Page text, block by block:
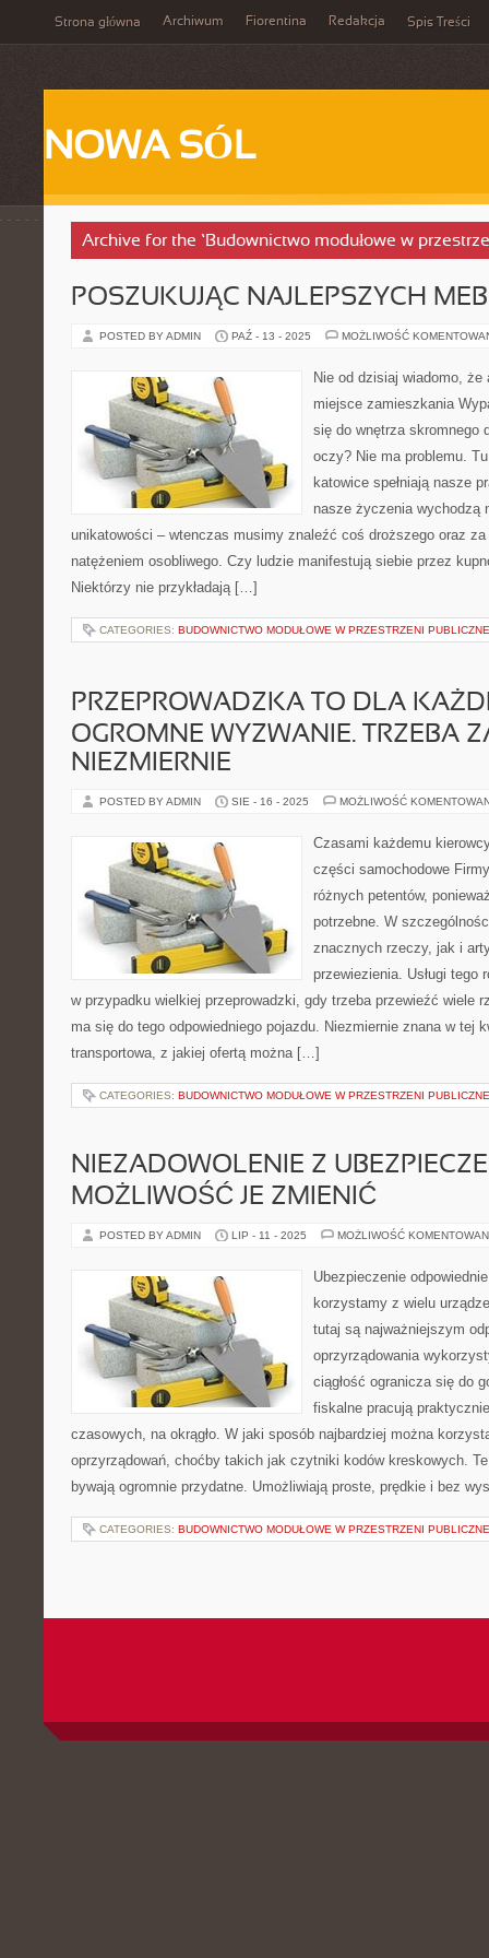
Strona główna Archiwum Fiorentina Redakcja Spis Treści
NOWA SÓL
Archive for the ‘Budownictwo modułowe w
POSZUKUJĄC NAJLEPSZYCH
POSTED BY ADMIN PAŹ - 13 - 2025 MOŻLIWOŚĆ
Nie od dzisiaj wiadomo, że
miejsce zamieszkania
się do wnętrza skromnego
oczy? Nie ma problemu.
katowice spełniają nasze
nasze życzenia wychodzą
unikatowości – wtenczas musimy znaleźć coś droższego oraz
natężeniem osobliwego. Czy ludzie manifestują siebie przez
Niektórzy nie przykładają […]
CATEGORIES: BUDOWNICTWO MODUŁOWE W PRZESTRZENI
PRZEPROWADZKA TO DLA
OGROMNE WYZWANIE. TRZEBA
NIEZMIERNIE
POSTED BY ADMIN SIE - 16 - 2025 MOŻLIWOŚĆ
Czasami każdemu
części samochodowe
różnych petentów,
potrzebne. W
znacznych rzeczy, jak i
przewiezienia. Usługi tego
w przypadku wielkiej przeprowadzki, gdy trzeba przewieźć wiele
ma się do tego odpowiedniego pojazdu. Niezmiernie znana w tej
transportowa, z jakiej ofertą można […]
CATEGORIES: BUDOWNICTWO MODUŁOWE W PRZESTRZENI
NIEZADOWOLENIE Z
MOŻLIWOŚĆ JE ZMIENIĆ
POSTED BY ADMIN LIP - 11 - 2025 MOŻLIWOŚĆ
Ubezpieczenie
korzystamy z wielu
tutaj są najważniejszym
oprzyrządowania
ciągłość ogranicza się do
fiskalne pracują
czasowych, na okrągło. W jaki sposób najbardziej można
oprzyrządowań, choćby takich jak czytniki kodów kreskowych.
bywają ogromnie przydatne. Umożliwiają proste, prędkie i bez
CATEGORIES: BUDOWNICTWO MODUŁOWE W PRZESTRZENI